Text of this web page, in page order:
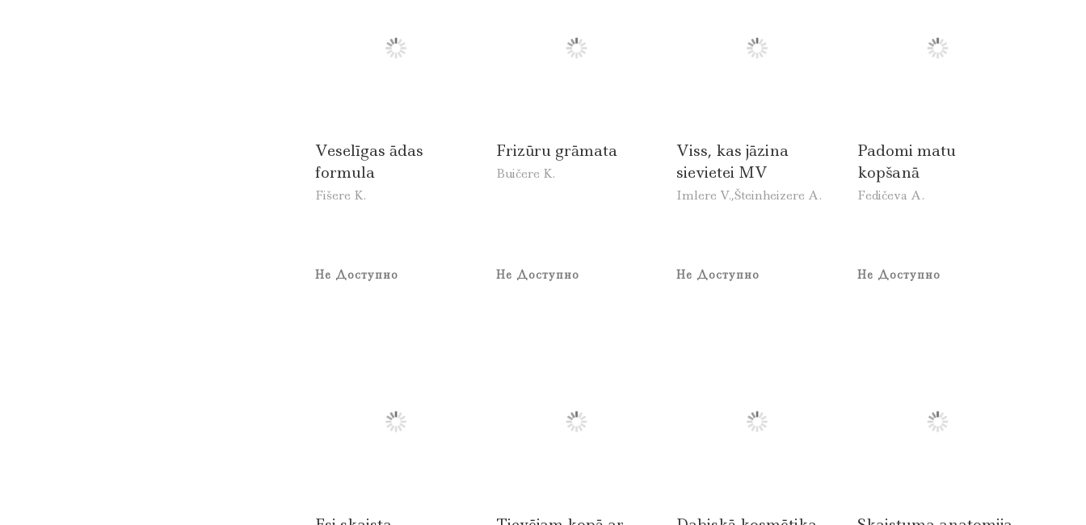
Veselīgas ādas
formula
Fišere K.
Не Доступно
Frizūru grāmata
Buičere K.
Не Доступно
Viss, kas jāzina
sievietei MV
Imlere V.,Šteinheizere A.
Не Доступно
Padomi matu
kopšanā
Fedičeva A.
Не Доступно